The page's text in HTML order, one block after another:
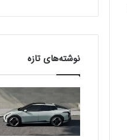
نوشته‌های تازه